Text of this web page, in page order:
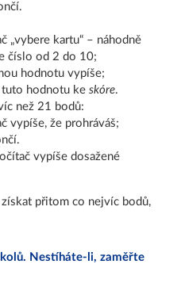
„vybere kartu“ – náhodně
číslo od 2 do 10;
hodnotu vypíše;
tuto hodnotu keskóre.
než 21 bodů:
vypíše, že prohráváš;
vypíše dosažené
přitom co nejvíc bodů,
Nestíháte-li, zaměřte